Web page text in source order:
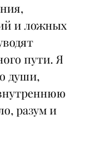
и ложных
пути. Я
души,
разум и